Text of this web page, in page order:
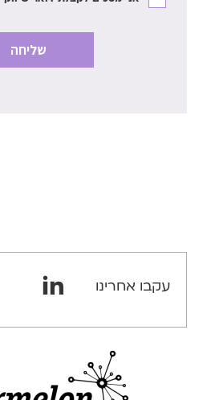
עקבו אחרינו